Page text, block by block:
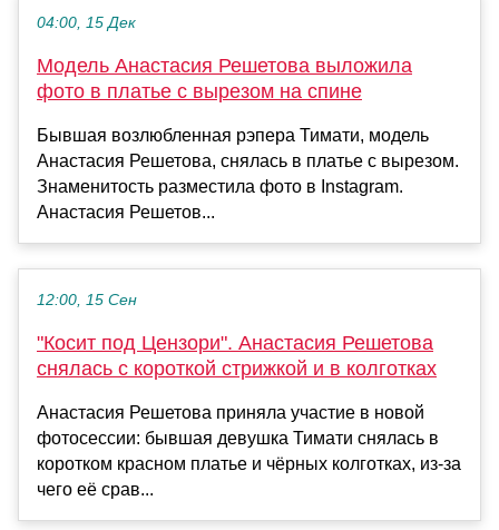
04:00, 15 Дек
Модель Анастасия Решетова выложила
фото в платье с вырезом на спине
Бывшая возлюбленная рэпера Тимати, модель
Анастасия Решетова, снялась в платье с вырезом.
Знаменитость разместила фото в Instagram.
Анастасия Решетов...
12:00, 15 Сен
"Косит под Цензори". Анастасия Решетова
снялась с короткой стрижкой и в колготках
Анастасия Решетова приняла участие в новой
фотосессии: бывшая девушка Тимати снялась в
коротком красном платье и чёрных колготках, из-за
чего её срав...